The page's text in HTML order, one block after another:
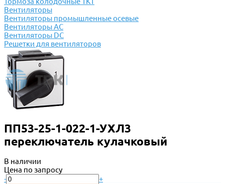
Вентиляторы
Вентиляторы промышленные осевые
Вентиляторы АС
Вентиляторы DC
Решетки для вентиляторов
ПП53-25-1-022-1-УХЛ3
переключатель кулачковый
В наличии
Цена по запросу
-
+